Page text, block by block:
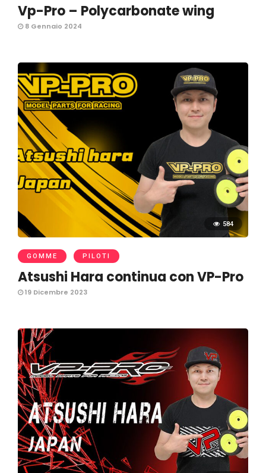
Vp-Pro – Polycarbonate wing
8 Gennaio 2024
584
GOMME PILOTI
Atsushi Hara continua con VP-Pro
19 Dicembre 2023